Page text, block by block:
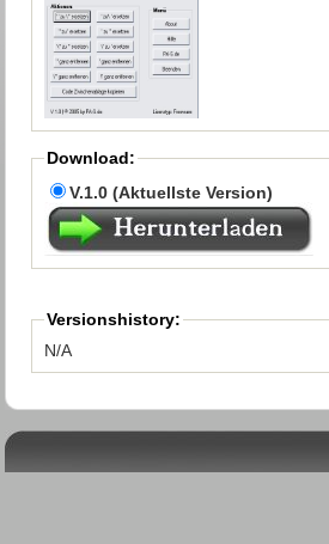
Download:
V.1.0 (Aktuellste Version)
Versionshistory:
N/A